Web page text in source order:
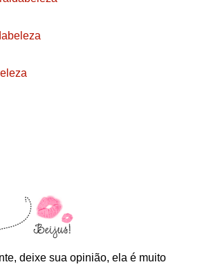
deixe sua opinião, ela é muito